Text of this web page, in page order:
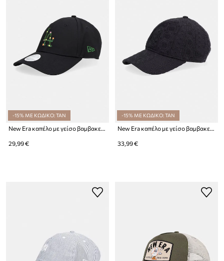
-15% ΜΕ ΚΩΔΙΚΟ: TAN
New Era καπέλο με γείσο βαμβακερό FLORAL INFILL 940 LA DODGERS
29,99 €
-15% ΜΕ ΚΩΔΙΚΟ: TAN
New Era καπέλο με γείσο βαμβακερό BRODERIE 920 NYY
33,99 €